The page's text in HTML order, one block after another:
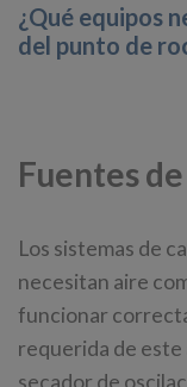
¿Qué equipos
del punto de
Fuentes
Los sistemas de
necesitan aire
funcionar
requerida de este
secador de